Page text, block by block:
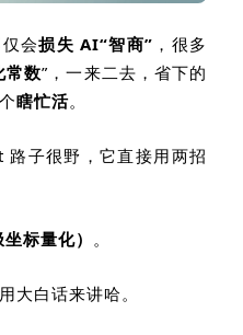
会损失AI“智商” ，很多
常数”，一来二去，省下的
瞎忙活。
路子很野，它直接用两招
坐标量化） 。
大白话来讲哈。